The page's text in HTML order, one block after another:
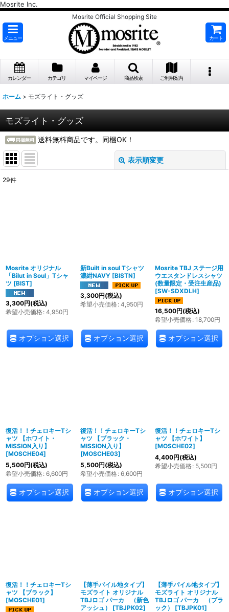
Mosrite Inc.
Mosrite Official Shopping Site
メニュー カート
カレンダー カテゴリ マイページ 商品検索 ご利用案内
ホーム > モズライト・グッズ
モズライト・グッズ
送料無料商品です。同梱OK！
表示順変更
絞り込む
29件
Mosrite オリジナル
「Bilut in Soul」Tシャ
ツ [BIST]
3,300円(税込)
希望小売価格: 4,950円
オプション選択
新Built in soul Tシャツ
濃紺NAVY [BISTN]
3,300円(税込)
希望小売価格: 4,950円
オプション選択
Mosrite TBJ ステージ用
ウエスタンドレスシャツ
(数量限定・受注生産品)
[SW-SDXDLH]
16,500円(税込)
希望小売価格: 18,700円
オプション選択
復活！！チェロキーTシ
ャツ 【ホワイト・
MISSION入り】
[MOSCHE04]
5,500円(税込)
希望小売価格: 6,600円
オプション選択
復活！！チェロキーTシ
ャツ 【ブラック・
MISSION入り】
[MOSCHE03]
5,500円(税込)
希望小売価格: 6,600円
オプション選択
復活！！チェロキーTシ
ャツ 【ホワイト】
[MOSCHE02]
4,400円(税込)
希望小売価格: 5,500円
オプション選択
復活！！チェロキーTシ
ャツ 【ブラック】
[MOSCHE01]
【薄手パイル地タイプ】
モズライト オリジナル
TBJロゴ パーカ （新色
アッシュ）
[TBJPK02]
【薄手パイル地タイプ】
モズライト オリジナル
TBJロゴ パーカ （ブラ
ック）
[TBJPK01]